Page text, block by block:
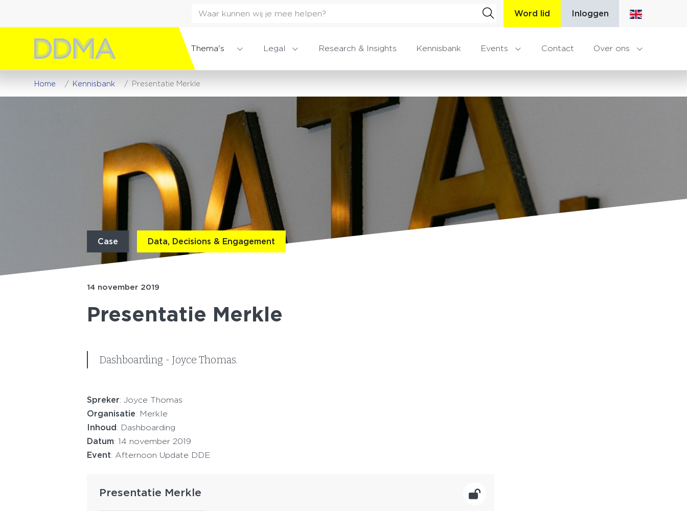
Word lid Inloggen
Thema's Legal Research & Insights Kennisbank Events Contact Over ons
Home Kennisbank Presentatie Merkle
Case Data, Decisions & Engagement
14 november 2019
Presentatie Merkle
Dashboarding - Joyce Thomas.
Spreker: Joyce Thomas
Organisatie: Merkle
Inhoud: Dashboarding
Datum: 14 november 2019
Event: Afternoon Update DDE
Presentatie Merkle